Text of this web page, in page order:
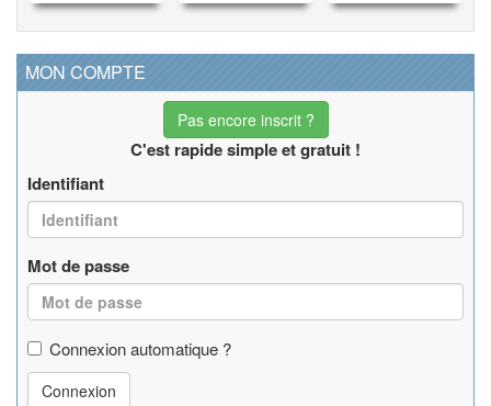
MON COMPTE
Pas encore inscrit ?
C'est rapide simple et gratuit !
Identifiant
Mot de passe
Connexion automatique ?
Connexion